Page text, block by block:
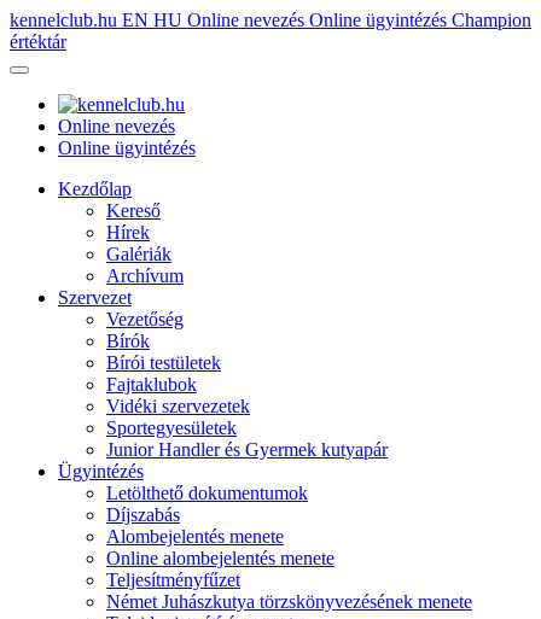
kennelclub.hu EN HU Online nevezés Online ügyintézés Champion
értéktár
Online nevezés
Online ügyintézés
Kezdőlap
Kereső
Hírek
Galériák
Archívum
Szervezet
Vezetőség
Bírók
Bírói testületek
Fajtaklubok
Vidéki szervezetek
Sportegyesületek
Junior Handler és Gyermek kutyapár
Ügyintézés
Letölthető dokumentumok
Díjszabás
Alombejelentés menete
Online alombejelentés menete
Teljesítményfűzet
Német Juhászkutya törzskönyvezésének menete